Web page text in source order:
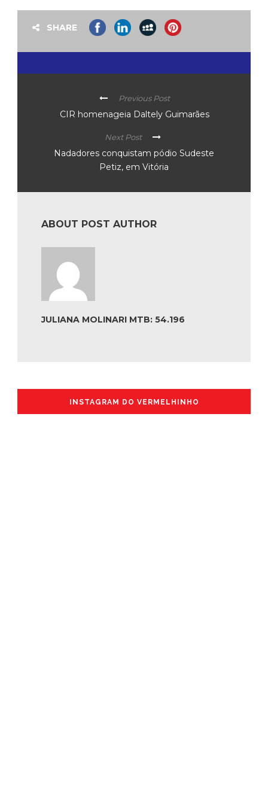
SHARE
Previous Post
CIR homenageia Daltely Guimarães
Next Post
Nadadores conquistam pódio Sudeste
Petiz, em Vitória
ABOUT POST AUTHOR
JULIANA MOLINARI MTB: 54.196
INSTAGRAM DO VERMELHINHO